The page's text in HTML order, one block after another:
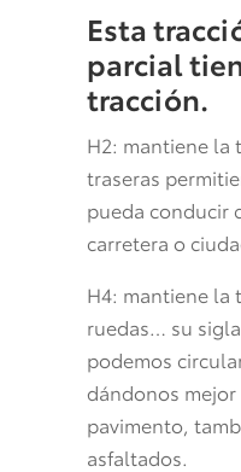
Esta
parcial
tracción.
H2: mantiene la
traseras
pueda conducir
carretera o
H4: mantiene la
ruedas… su
podemos
dándonos
pavimento,
asfaltados.